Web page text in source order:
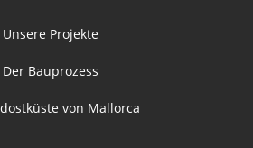
Unsere Projekte
Der Bauprozess
von Mallorca